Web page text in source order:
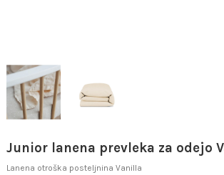
Junior lanena prevleka za odejo
Lanena otroška posteljnina Vanilla